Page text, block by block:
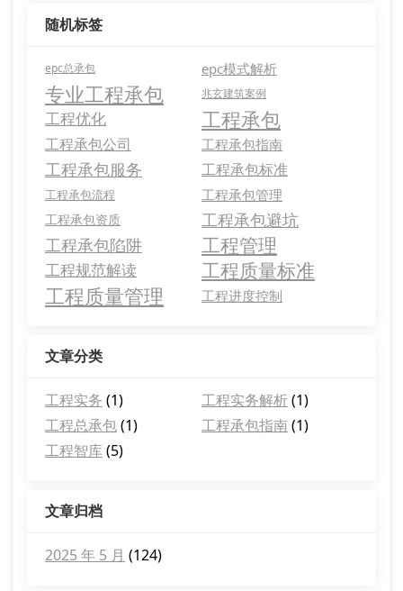
随机标签
epc总承包 epc模式解析
专业工程承包 兆玄建筑案例
工程优化 工程承包
工程承包公司 工程承包指南
工程承包服务 工程承包标准
工程承包流程 工程承包管理
工程承包资质
工程承包避坑
工程承包陷阱
工程管理
工程规范解读 工程质量标准
工程质量管理 工程进度控制
文章分类
工程实务 (1) 工程实务解析(1)
工程总承包(1) 工程承包指南(1)
工程智库 (5)
文章归档
2025 年 5 月 (124)